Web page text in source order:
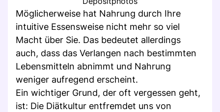
Möglicherweise hat Nahrung durch Ihre
intuitive Essensweise nicht mehr so viel
Macht über Sie. Das bedeutet allerdings
auch, dass das Verlangen nach bestimmten
Lebensmitteln abnimmt und Nahrung
weniger aufregend erscheint.
Ein wichtiger Grund, der oft vergessen geht,
ist: Die Diätkultur entfremdet uns von